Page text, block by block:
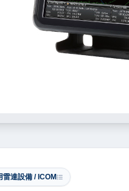
雷達設備 / ICOM